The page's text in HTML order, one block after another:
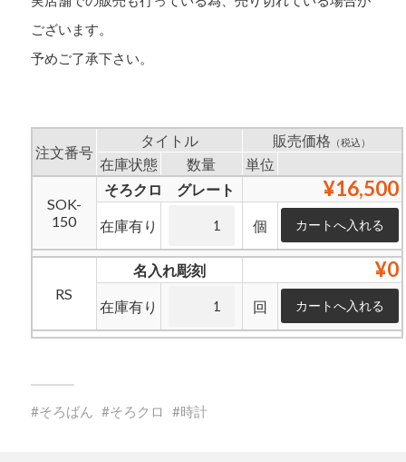
ございます。
予めご了承下さい。
注文番号
タイトル 販売価格 （税込）
在庫状態 数量 単位
SOK-
150
そろクロ グレート ¥16,500
在庫有り 個
RS
名入れ彫刻 ¥0
在庫有り 回
そろばん そろクロ 時計